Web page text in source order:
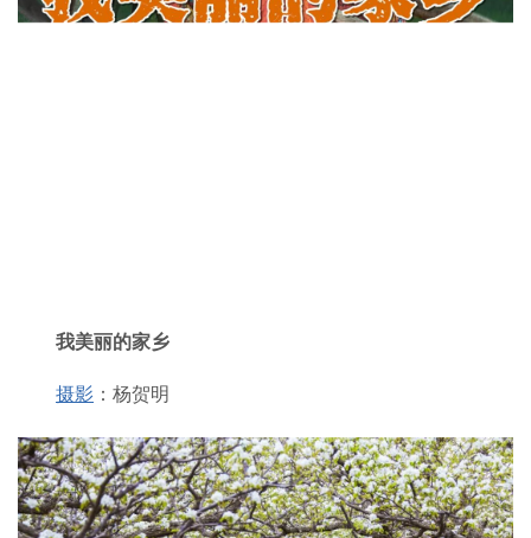
我美丽的家乡
摄影 ：杨贺明